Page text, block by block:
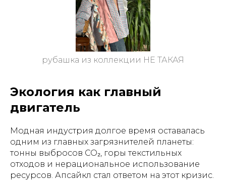
рубашка из коллекции НЕ ТАКАЯ
Экология как главный
двигатель
Модная индустрия долгое время оставалась
одним из главных загрязнителей планеты:
тонны выбросов CO₂, горы текстильных
отходов и нерациональное использование
ресурсов. Апсайкл стал ответом на этот кризис.